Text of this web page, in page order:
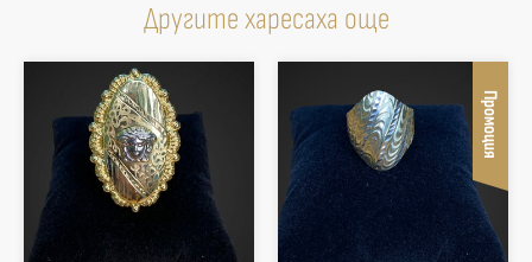
Другите харесаха още
Промоция